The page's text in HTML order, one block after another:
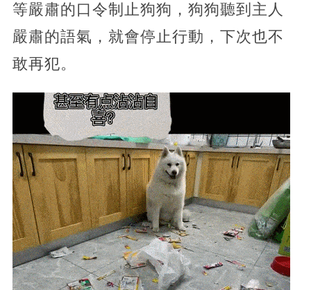
等嚴肅的口令制止狗狗，狗狗聽到主人
嚴肅的語氣，就會停止行動，下次也不
敢再犯。